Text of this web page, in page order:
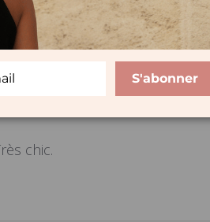
chic.
S'abonner